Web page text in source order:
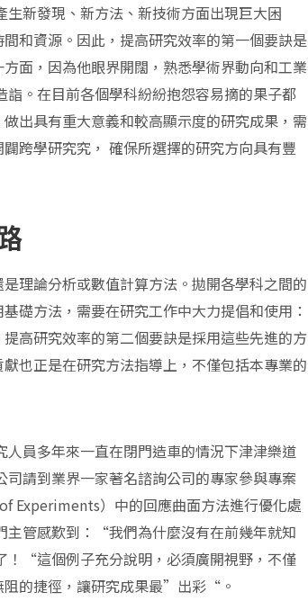
新發現、新方法、新技術方面出現巨大困
和資源。因此，提高研究效率的第一個要訣是
面，因為他眼界開闊，熟悉學術界動向和工業
。在目前各個學科紛紛抱怨容易摘的果子都
出具有重大意義和較高顯示度的研究成果，需
跨學研究究， 確保所選擇的研究方向具有豐
理論分析或數值計算方法。拋開各學科之間的
礎方法，需要在研究工作中大力提倡和使用：
提高研究效率的第二個要訣是採用這些先進的方
也正是在研究方法指導上，不僅包括本專業的
員多年來一直在閉門造車的情況下津津樂道
請到業界一家著名諮詢公司的專家參與專案
Experiments）中的回應曲面方法進行優化處
主管感歎到：“我們為什麼沒有在前幾年就知
！“這個例子充分說明，必須廣開視野，不僅
阻的捷徑，讓研究成果最”出彩“。